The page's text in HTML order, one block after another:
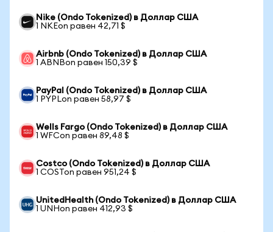
Nike (Ondo Tokenized) в Доллар США
1 NKEon равен 42,71 $
Airbnb (Ondo Tokenized) в Доллар США
1 ABNBon равен 150,39 $
PayPal (Ondo Tokenized) в Доллар США
1 PYPLon равен 58,97 $
Wells Fargo (Ondo Tokenized) в Доллар США
1 WFCon равен 89,48 $
Costco (Ondo Tokenized) в Доллар США
1 COSTon равен 951,24 $
UnitedHealth (Ondo Tokenized) в Доллар США
1 UNHon равен 412,93 $